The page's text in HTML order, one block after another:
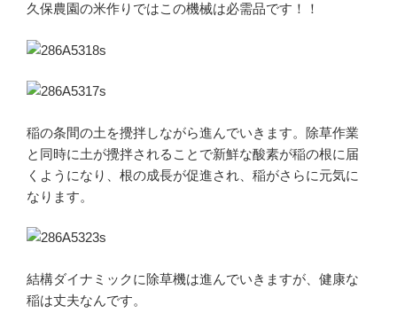
久保農園の米作りではこの機械は必需品です！！
稲の条間の土を攪拌しながら進んでいきます。除草作業
と同時に土が攪拌されることで新鮮な酸素が稲の根に届
くようになり、根の成長が促進され、稲がさらに元気に
なります。
結構ダイナミックに除草機は進んでいきますが、健康な
稲は丈夫なんです。